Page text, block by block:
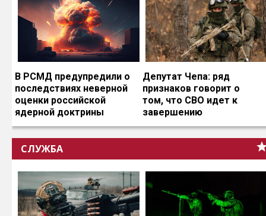
В РСМД предупредили о
последствиях неверной
оценки российской
ядерной доктрины
Депутат Чепа: ряд
признаков говорит о
том, что СВО идет к
завершению
СЛУЖБА